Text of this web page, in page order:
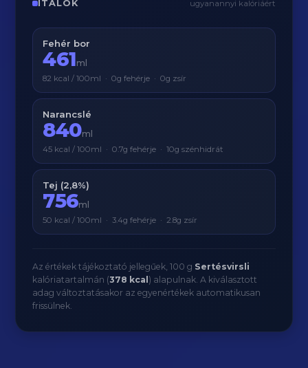
ITALOK ugyanannyi kalóriáért
Fehér bor
461ml
82 kcal / 100ml · 0g fehérje · 0g zsír
Narancslé
840ml
45 kcal / 100ml · 0.7g fehérje · 10g szénhidrát
Tej (2,8%)
756ml
50 kcal / 100ml · 3.4g fehérje · 2.8g zsír
Az értékek tájékoztató jellegűek, 100 g Sertésvirsli
kalóriatartalmán (378 kcal ) alapulnak. A kiválasztott
adag változtatásakor az egyenértékek automatikusan
frissülnek.